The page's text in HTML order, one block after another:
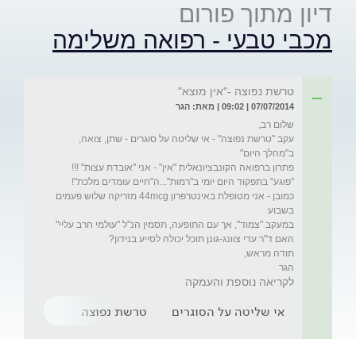
דיון מתוך פורום
מכבי טבעי - רפואה משלימה
טרשת נפוצה -"אין מוצא"
07/07/2014 | 09:02 | מאת: הגר
עקב "טרשת נפוצה" - אי שליטה על סוגרים - שתן, צואה,
כמובן - אני מטופלת באינטרפרון 44mcg מזריקה שלוש פעמים
הגר
לקריאה נוספת והעמקה
אי שליטה על הסוגרים טרשת נפוצה